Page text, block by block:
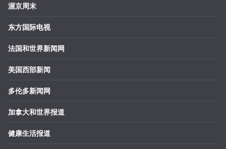
渥京周末
东方国际电视
法国和世界新闻网
美国西部新闻
多伦多新闻网
加拿大和世界报道
健康生活报道